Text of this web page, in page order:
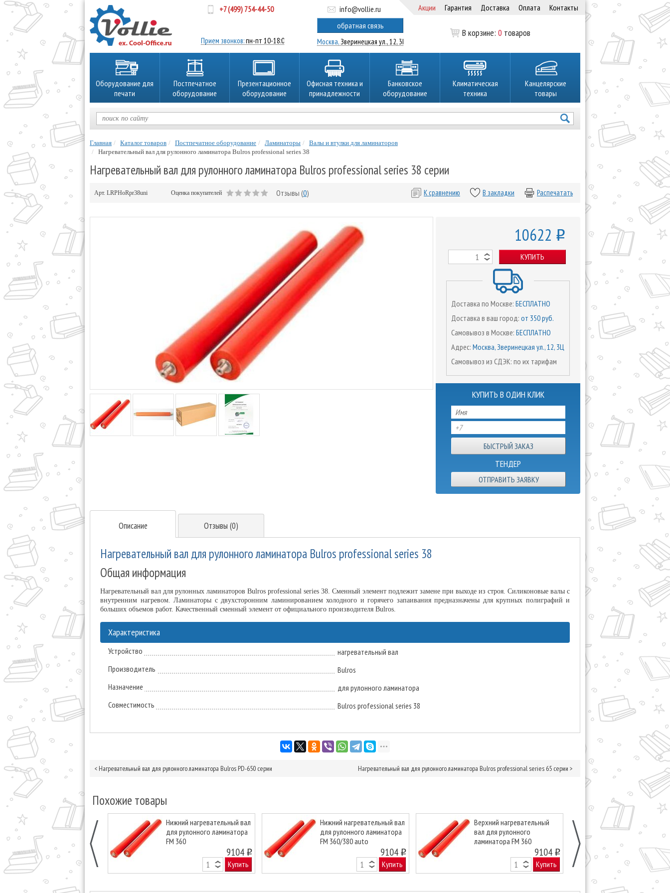
+7 (499) 754-44-50
Прием звонков:пн-пт 10-18:00
info@vollie.ru
обратная связь
Москва,Зверинецкая ул., 12, 3Ц
Акции Гарантия Доставка Оплата Контакты
В корзине:0 товаров
Оборудование для
печати
Постпечатное
оборудование
Презентационное
оборудование
Офисная техника и
принадлежности
Банковское
оборудование
Климатическая
техника
Канцелярские
товары
Главная Каталог товаров Постпечатное оборудование Ламинаторы
Валы и втулки для ламинаторов
Нагревательный вал для рулонного ламинатора Bulros professional series 38
Нагревательный вал для рулонного ламинатора Bulros professional series 38 серии
Арт. LRPHoRpr38uni Оценка покупателей Отзывы (0) Распечатать
В закладки
К сравнению
10622 o
КУПИТЬ
Доставка по Москве: БЕСПЛАТНО
Доставка в ваш город: от 350 руб.
Самовывоз в Москве: БЕСПЛАТНО
Адрес: Москва, Зверинецкая ул., 12, 3Ц
Самовывоз из СДЭК: по их тарифам
КУПИТЬ В ОДИН КЛИК
ТЕНДЕР
ОТПРАВИТЬ ЗАЯВКУ
Описание Отзывы (0)
Нагревательный вал для рулонного ламинатора Bulros professional series 38
Общая информация
Нагревательный вал для рулонных ламинаторов Bulros professional series 38. Сменный элемент подлежит замене при выходе из строя. Силиконовые валы с
внутренним нагревом. Ламинаторы с двухсторонним ламинированием холодного и горячего запаивания предназначены для крупных полиграфий и
больших объемов работ. Качественный сменный элемент от официального производителя Bulros.
Характеристика
Устройство
нагревательный вал
Производитель
Bulros
Назначение
для рулонного ламинатора
Совместимость
Bulros professional series 38
< Нагревательный вал для рулонного ламинатора Bulros PD-650 серии Нагревательный вал для рулонного ламинатора Bulros professional series 65 серии >
Похожие товары
Нижний нагревательный вал
для рулонного ламинатора
FM 360
9104 o
Купить
Нижний нагревательный вал
для рулонного ламинатора
FM 360/380 auto
9104 o
Купить
Верхний нагревательный
вал для рулонного
ламинатора FM 360
9104 o
Купить
Верхний
вал для
Next